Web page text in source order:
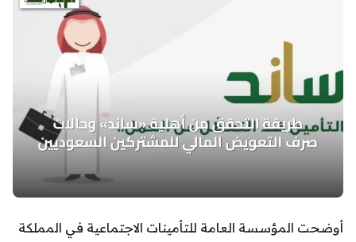
أوضحت المؤسسة العامة للتأمينات الاجتماعية في المملكة